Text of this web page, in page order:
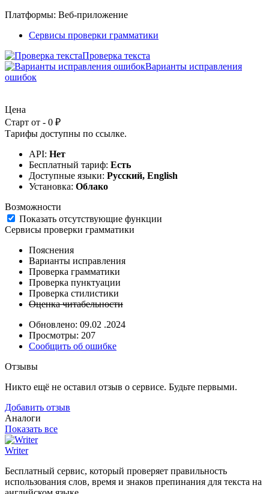
Платформы: Веб-приложение
Сервисы проверки грамматики
Проверка текста
Варианты исправления
ошибок
Цена
Старт от - 0 ₽
Тарифы доступны по ссылке.
API: Нет
Бесплатный тариф: Есть
Доступные языки: Русский, English
Установка: Облако
Возможности
Показать отсутствующие функции
Сервисы проверки грамматики
Пояснения
Варианты исправления
Проверка грамматики
Проверка пунктуации
Проверка стилистики
Оценка читабельности
Обновлено: 09.02 .2024
Просмотры: 207
Сообщить об ошибке
Отзывы
Никто ещё не оставил отзыв о сервисе. Будьте первыми.
Добавить отзыв
Аналоги
Показать все
Writer
Бесплатный сервис, который проверяет правильность
использования слов, время и знаков препинания для текста на